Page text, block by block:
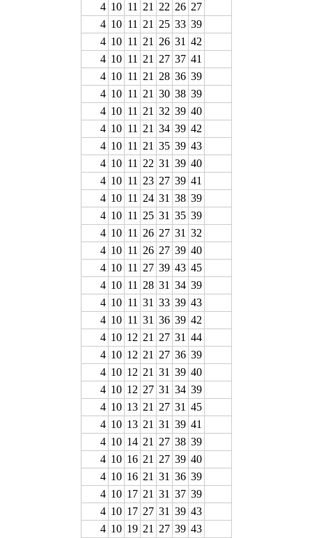
4 10 11 21 22 26 27
4 10 11 21 25 33 39
4 10 11 21 26 31 42
4 10 11 21 27 37 41
4 10 11 21 28 36 39
4 10 11 21 30 38 39
4 10 11 21 32 39 40
4 10 11 21 34 39 42
4 10 11 21 35 39 43
4 10 11 22 31 39 40
4 10 11 23 27 39 41
4 10 11 24 31 38 39
4 10 11 25 31 35 39
4 10 11 26 27 31 32
4 10 11 26 27 39 40
4 10 11 27 39 43 45
4 10 11 28 31 34 39
4 10 11 31 33 39 43
4 10 11 31 36 39 42
4 10 12 21 27 31 44
4 10 12 21 27 36 39
4 10 12 21 31 39 40
4 10 12 27 31 34 39
4 10 13 21 27 31 45
4 10 13 21 31 39 41
4 10 14 21 27 38 39
4 10 16 21 27 39 40
4 10 16 21 31 36 39
4 10 17 21 31 37 39
4 10 17 27 31 39 43
4 10 19 21 27 39 43